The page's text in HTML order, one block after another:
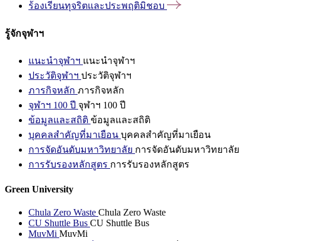
ร้องเรียนทุจริตและประพฤติมิชอบ
รู้จักจุฬาฯ
แนะนำจุฬาฯ แนะนำจุฬาฯ
ประวัติจุฬาฯ ประวัติจุฬาฯ
ภารกิจหลัก ภารกิจหลัก
จุฬาฯ 100 ปี จุฬาฯ 100 ปี
ข้อมูลและสถิติ ข้อมูลและสถิติ
บุคคลสำคัญที่มาเยือน บุคคลสำคัญที่มาเยือน
การจัดอันดับมหาวิทยาลัย การจัดอันดับมหาวิทยาลัย
การรับรองหลักสูตร การรับรองหลักสูตร
Green University
Chula Zero Waste Chula Zero Waste
CU Shuttle Bus CU Shuttle Bus
MuvMi MuvMi